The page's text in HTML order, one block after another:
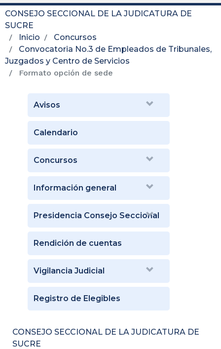
CONSEJO SECCIONAL DE LA JUDICATURA DE
SUCRE
Inicio
Concursos
Convocatoria No.3 de Empleados de Tribunales,
Juzgados y Centro de Servicios
Formato opción de sede
Avisos
Calendario
Concursos
Información general
Presidencia Consejo Seccional
Rendición de cuentas
Vigilancia Judicial
Registro de Elegibles
CONSEJO SECCIONAL DE LA JUDICATURA DE
SUCRE